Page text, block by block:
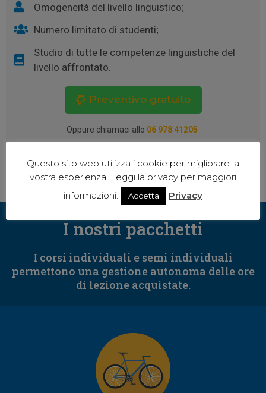
Omogeneità del livello linguistico;
Numero limitato di studenti;
Studio di tutte le competenze linguistiche del
livello affrontato.
Preventivo gratuito
Oppure chiamaci allo 06 978 41205
I nostri pacchetti
I corsi individuali e semi individuali
permettono una gestione autonoma delle ore
di lezione acquistate.
Questo sito web utilizza i cookie per migliorare la
vostra esperienza. Leggi la privacy per maggiori
informazioni.
Accetta Privacy